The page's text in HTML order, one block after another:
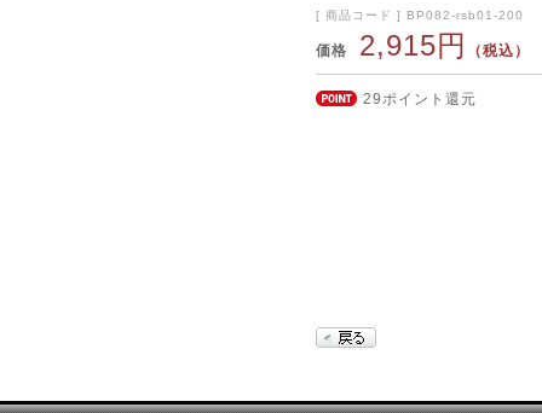
[ 商品コード ] BP082-rsb01-200
価格 2,915円 （税込）
29ポイント還元